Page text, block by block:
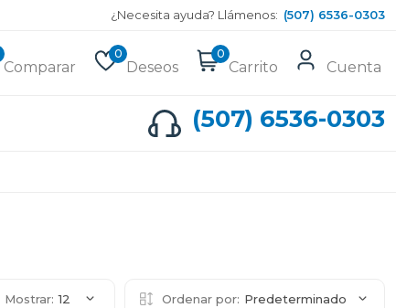
¿Necesita ayuda? Llámenos: (507) 6536-0303
Comparar
0
Deseos
0
Carrito Cuenta
(507) 6536-0303
Mostrar: 12 Ordenar por: Predeterminado